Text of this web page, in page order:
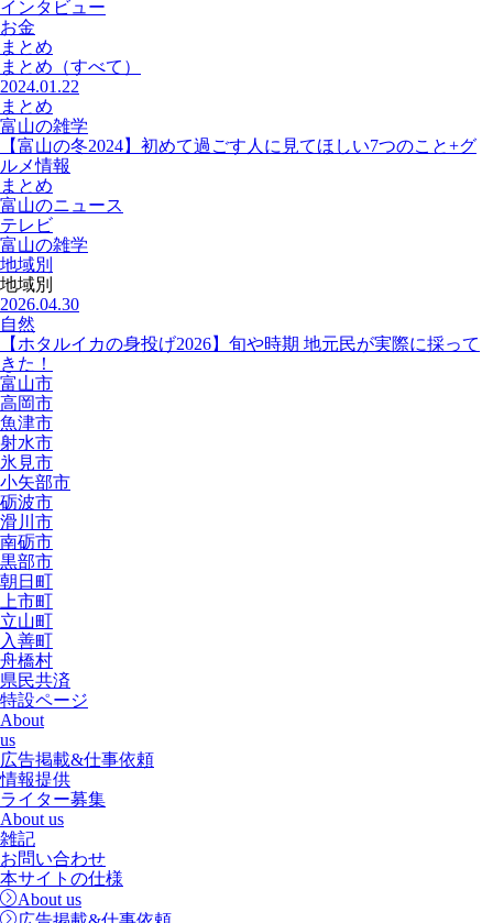
インタビュー
お金
まとめ
まとめ （すべて）
2024.01.22
まとめ
富山の雑学
【富山の冬2024】初めて過ごす人に見てほしい7つのこと+グ
ルメ情報
まとめ
富山のニュース
テレビ
富山の雑学
地域別
地域別
2026.04.30
自然
【ホタルイカの身投げ2026】旬や時期 地元民が実際に採って
きた！
富山市
高岡市
魚津市
射水市
氷見市
小矢部市
砺波市
滑川市
南砺市
黒部市
朝日町
上市町
立山町
入善町
舟橋村
県民共済
特設ページ
About
us
広告掲載&仕事依頼
情報提供
ライター募集
About us
雑記
お問い合わせ
本サイトの仕様
About us